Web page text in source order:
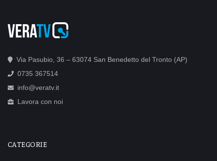
Via Pasubio, 36 – 63074 San Benedetto del Tronto (AP)
0735 367514
info@veratv.it
Lavora con noi
CATEGORIE